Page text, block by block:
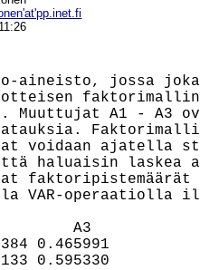
aineisto, jossa
Muuttujat A1 - A3
voidaan ajatella
että haluaisin
VAR-operaatiolla
A3
0.465991
0.595330